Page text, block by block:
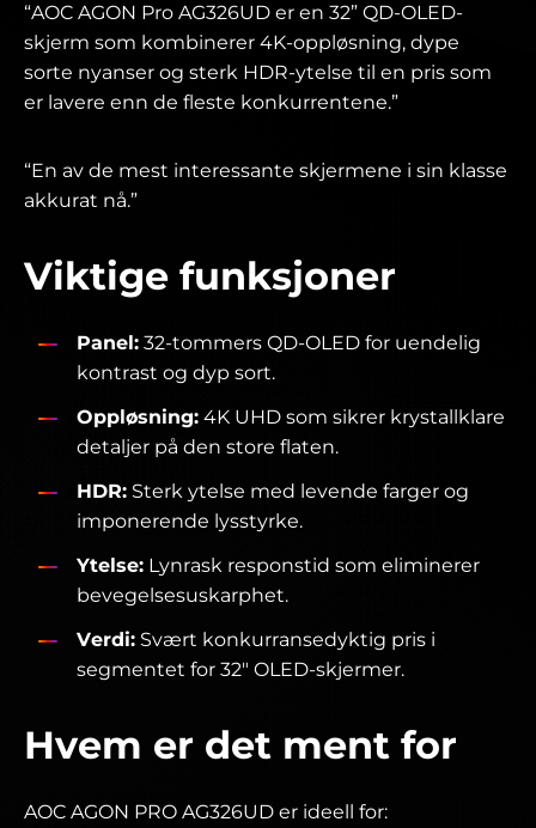
“AOC AGON Pro AG326UD er en 32” QD-OLED-
skjerm som kombinerer 4K-oppløsning, dype
sorte nyanser og sterk HDR-ytelse til en pris som
er lavere enn de fleste konkurrentene.”
“En av de mest interessante skjermene i sin klasse
akkurat nå.”
Viktige funksjoner
Panel: 32-tommers QD-OLED for uendelig
kontrast og dyp sort.
Oppløsning: 4K UHD som sikrer krystallklare
detaljer på den store flaten.
HDR: Sterk ytelse med levende farger og
imponerende lysstyrke.
Ytelse: Lynrask responstid som eliminerer
bevegelsesuskarphet.
Verdi: Svært konkurransedyktig pris i
segmentet for 32" OLED-skjermer.
Hvem er det ment for
AOC AGON PRO AG326UD er ideell for: